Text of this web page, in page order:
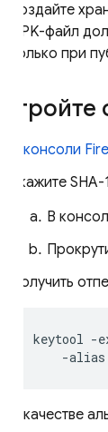
создайте
APK-файл
только при
консоли
Укажите
В
Получить
keytool -
    -alias
В качестве